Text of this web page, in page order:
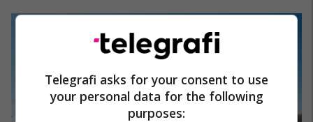
Telegrafi asks for your consent to use
your personal data for the following
purposes: